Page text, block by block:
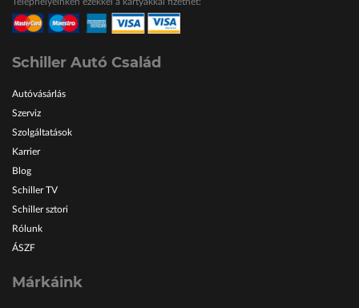
ŠKODA Schiller
Karosszéria Centrum
Schiller Autó Család
Autóvásárlás
Szerviz
Szolgáltatások
Karrier
Blog
Schiller TV
Schiller sztori
Rólunk
ÁSZF
Márkáink